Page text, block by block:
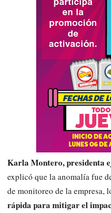
Karla Montero, presidenta
explicó que la anomalía fue
de monitoreo de la empresa,
rápida para mitigar el